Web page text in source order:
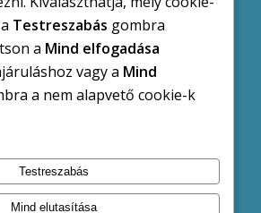
változása a hőségriadó miatt
Testreszabás gombra
a Mind elfogadása
vagy a Mind
a nem alapvető cookie-k
Testreszabás
Mind elutasítása